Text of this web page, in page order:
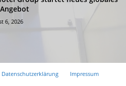
6, 2026
Datenschutzerklärung
Impressum